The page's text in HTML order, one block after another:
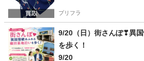
プリフラ
9/20（日）街さんぽ❣異
を歩く！
9/20